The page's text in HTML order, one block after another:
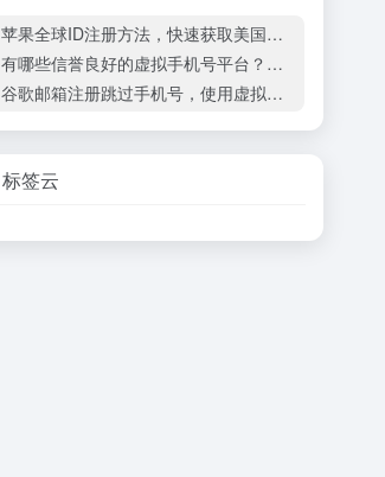
苹果全球ID注册方法，快速获取美国地区苹果账号
有哪些信誉良好的虚拟手机号平台？有哪些平台提供国际虚拟手机号服务？
谷歌邮箱注册跳过手机号，使用虚拟手机号注册谷歌邮箱安全吗？
标签云